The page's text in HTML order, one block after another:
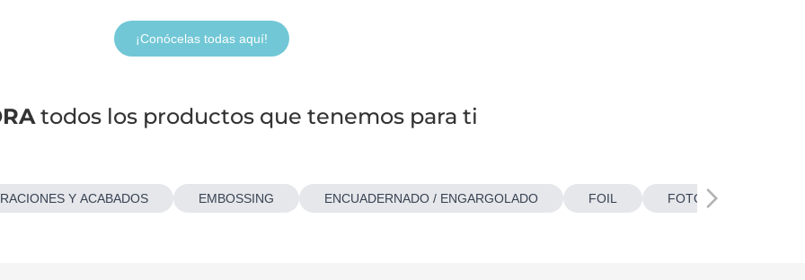
¡Conócelas todas aquí!
todos los productos que tenemos para ti
Y ACABADOS EMBOSSING ENCUADERNADO / ENGARGOLADO FOIL FOTOBOTONES